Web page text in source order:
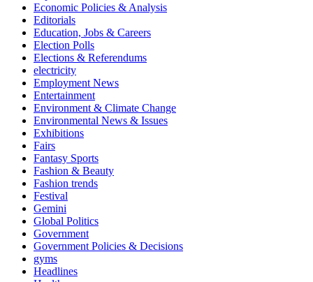
Economic Policies & Analysis
Editorials
Education, Jobs & Careers
Election Polls
Elections & Referendums
electricity
Employment News
Entertainment
Environment & Climate Change
Environmental News & Issues
Exhibitions
Fairs
Fantasy Sports
Fashion & Beauty
Fashion trends
Festival
Gemini
Global Politics
Government
Government Policies & Decisions
gyms
Headlines